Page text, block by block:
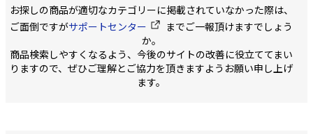
ン ■沖縄への配送時のご
注意■ 同品は航空便への
積載が出来ない商品で
文頂いた場合は、沖縄へ
の配送到着日時指定を お
約束出来ない商品です。
く使える ・ウエス不要 ・
内容量 420ml メーカー名:
デンサン ■沖縄への配送
時のご注意■ 同品は航空
便への積載が出来ない商
品です。 よって、同品を
ご注文頂いた場合は、沖
縄への配送到着日時指定
線径：φ3.5mm ・
15m ・質量：
体破断荷重：
質：PET ・原産国
お探しの商品が適切なカテゴリーに掲載されていなかった際は、
ご面倒ですがサポートセンター
までご一報頂けますでしょう
か。
商品検索しやすくなるよう、今後のサイトの改善に役立ててまい
りますので、ぜひご理解とご協力を頂きますようお願い申し上げ
ます。